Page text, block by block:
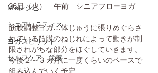
M'sレシピ
シニアピラティス
ヨガスピリット
セルフケア、栄養
26日（火）　午前　シニアフローヨガ
筋膜調整ヨガ…体じゅうに張りめぐらさ
れている筋膜のねじれによって動きが制
限されがちな部分をほぐしていきます。
今後２～３カ月に一度くらいのペースで
組み込んでいく予定。